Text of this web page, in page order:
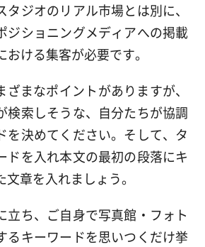
タジオのリアル市場とは別に、
ジショニングメディアへの掲載
ける集客が必要です。
ざまなポイントがありますが、
検索しそうな、自分たちが協調
を決めてください。そして、タ
ドを入れ本文の最初の段落にキ
章を入れましょう。
立ち、ご自身で写真館・フォト
るキーワードを思いつくだけ挙